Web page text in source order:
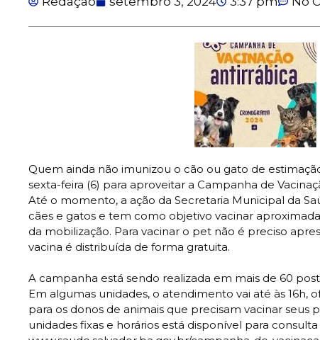
Quem ainda não imunizou o cão ou gato de
sexta-feira (6) para aproveitar a Campanha de
Até o momento, a ação da Secretaria Municipal da
cães e gatos e tem como objetivo vacinar
da mobilização. Para vacinar o pet não é preciso
vacina é distribuída de forma gratuita.
A campanha está sendo realizada em mais de 60
Em algumas unidades, o atendimento vai até às 16h,
para os donos de animais que precisam vacinar seus
unidades fixas e horários está disponível para